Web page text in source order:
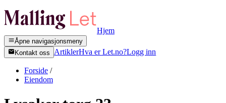
Hjem
Åpne navigasjonsmeny
Kontakt oss
ArtiklerHva er Let.no?Logg inn
Forside /
Eiendom